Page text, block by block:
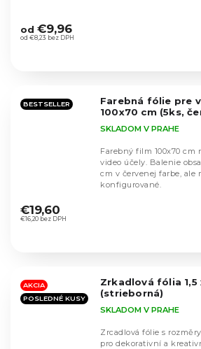
hodnotenie
produktu
hviezdičiek.
od €8,23 bez DPH
od €9,96
BESTSELLER
Farebná fólie pre
100x70 cm (5ks,
hodnotenie
produktu
hviezdičiek.
SKLADOM V PRAHE
€16,20 bez DPH
€19,60
Farebný film 100x70 cm
video účely. Balenie
cm v červenej farbe, ale
konfigurované.
AKCIA
POSLEDNÉ KUSY
Zrkadlová fólia 1,5
(strieborná)
SKLADOM V PRAHE
Zrcadlová fólie s
pro dekorativní a